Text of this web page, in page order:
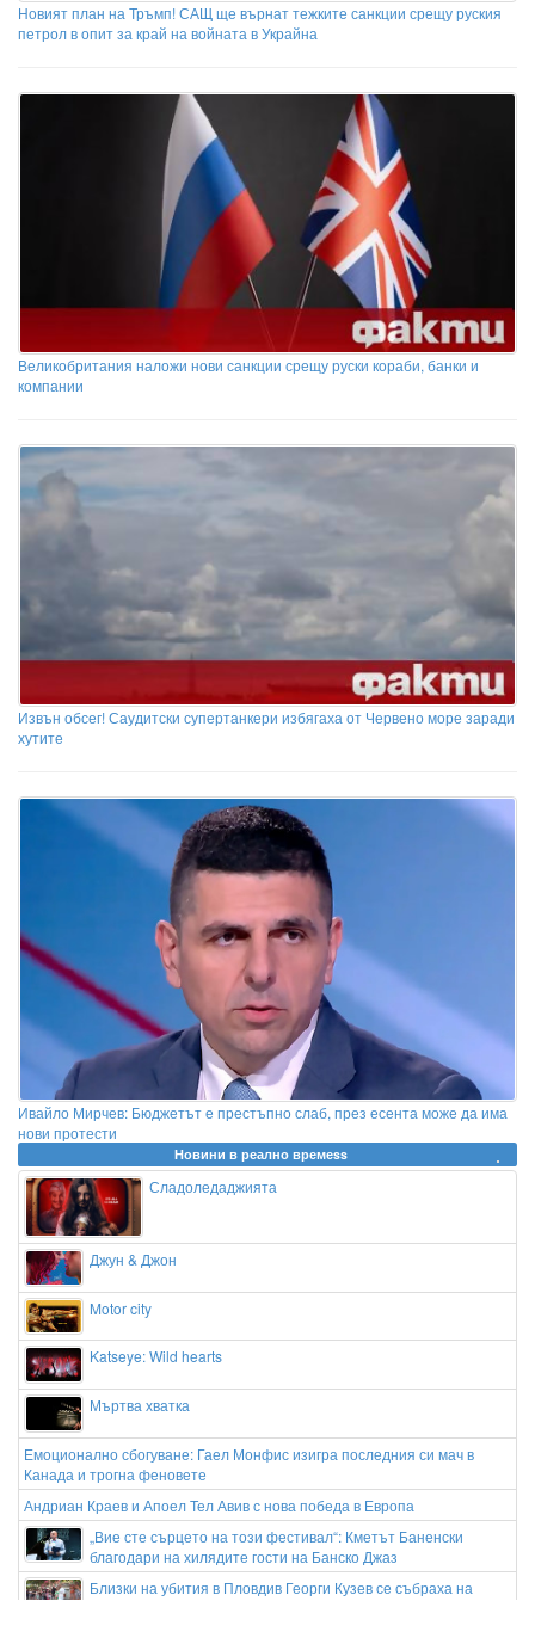
Новият план на Тръмп! САЩ ще върнат тежките санкции срещу руския
петрол в опит за край на войната в Украйна
Великобритания наложи нови санкции срещу руски кораби, банки и
компании
Извън обсег! Саудитски супертанкери избягаха от Червено море заради
хутите
Ивайло Мирчев: Бюджетът е престъпно слаб, през есента може да има
нови протести
Новини в реално времеss
Сладоледаджията
Джун & Джон
Motor city
Katseye: Wild hearts
Мъртва хватка
Емоционално сбогуване: Гаел Монфис изигра последния си мач в
Канада и трогна феновете
Андриан Краев и Апоел Тел Авив с нова победа в Европа
„Вие сте сърцето на този фестивал“: Кметът Баненски
благодари на хилядите гости на Банско Джаз
Близки на убития в Пловдив Георги Кузев се събраха на